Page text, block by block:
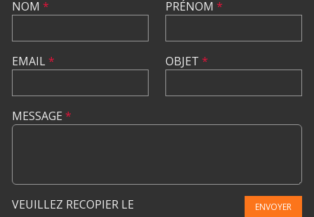
NOM *
EMAIL*
PRÉNOM *
OBJET *
MESSAGE *
VEUILLEZ RECOPIER LE
ENVOYER